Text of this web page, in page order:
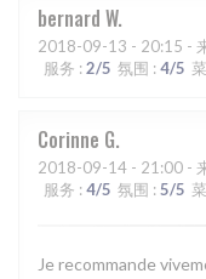
bernard W
2018-09-13 - 20:15 -
服务 : 2/5 氛围 : 4/5
Corinne G
2018-09-14 - 21:00 -
服务 : 4/5 氛围 : 5/5
Je recommande